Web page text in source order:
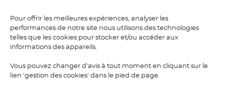
Pour offrir les meilleures expériences, analyser les
performances de notre site nous utilisons des technologies
telles que les cookies pour stocker et/ou accéder aux
informations des appareils.
Vous pouvez changer d'avis à tout moment en cliquant sur le
lien 'gestion des cookies' dans le pied de page.